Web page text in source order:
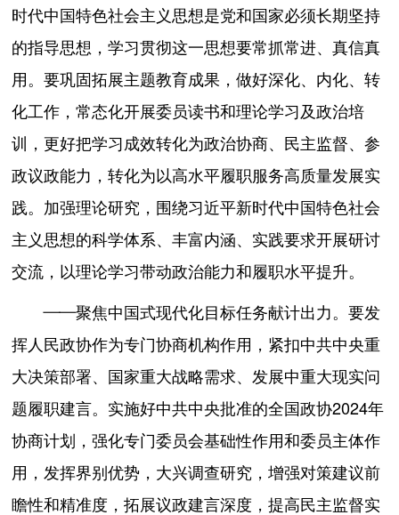
时代中国特色社会主义思想是党和国家必须长期坚持
的指导思想，学习贯彻这一思想要常抓常进、真信真
用。要巩固拓展主题教育成果，做好深化、内化、转
化工作，常态化开展委员读书和理论学习及政治培
训，更好把学习成效转化为政治协商、民主监督、参
政议政能力，转化为以高水平履职服务高质量发展实
践。加强理论研究，围绕习近平新时代中国特色社会
主义思想的科学体系、丰富内涵、实践要求开展研讨
交流，以理论学习带动政治能力和履职水平提升。
——聚焦中国式现代化目标任务献计出力。要发
挥人民政协作为专门协商机构作用，紧扣中共中央重
大决策部署、国家重大战略需求、发展中重大现实问
题履职建言。实施好中共中央批准的全国政协2024年
协商计划，强化专门委员会基础性作用和委员主体作
用，发挥界别优势，大兴调查研究，增强对策建议前
瞻性和精准度，拓展议政建言深度，提高民主监督实